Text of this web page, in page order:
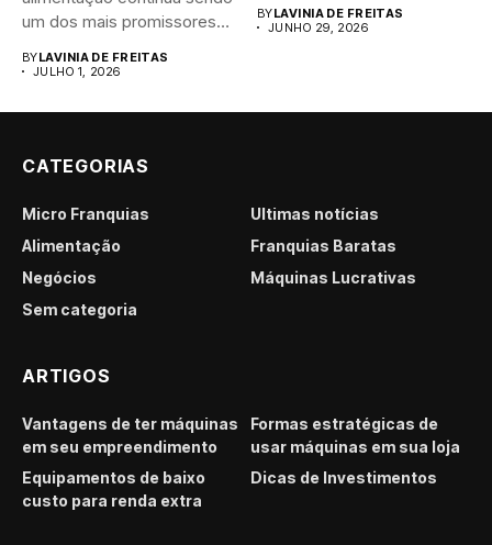
um dos mais promissores
BYLAVINIA DE FREITAS
JULHO 1, 2026
BYLAVINIA DE FREITAS
JUNHO 29, 2026
CATEGORIAS
Micro Franquias
Últimas notícias
Alimentação
Franquias Baratas
Negócios
Máquinas Lucrativas
Sem categoria
ARTIGOS
Vantagens de ter máquinas
em seu empreendimento
Formas estratégicas de
usar máquinas em sua loja
Equipamentos de baixo
custo para renda extra
Dicas de Investimentos